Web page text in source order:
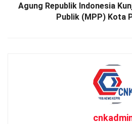
Agung Republik Indonesia
Publik (MPP) Kota